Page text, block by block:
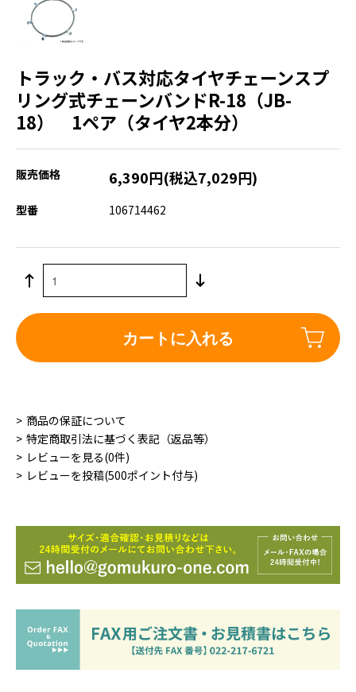
トラック・バス対応タイヤチェーンスプ
リング式チェーンバンドR-18（JB-
18） 1ペア（タイヤ2本分）
販売価格 6,390円(税込7,029円)
型番 106714462
カートに入れる
商品の保証について
特定商取引法に基づく表記（返品等）
レビューを見る(0件)
レビューを投稿(500ポイント付与)